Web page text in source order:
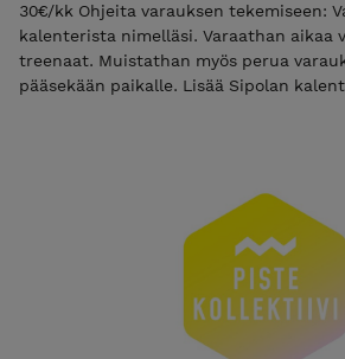
30€/kk Ohjeita varauksen tekemiseen: Varaa aika Sipolan
kalenterista nimelläsi. Varaathan aikaa vain siksi ajaksi kuin
treenaat. Muistathan myös perua
pääsekään paikalle. Lisää Sipolan kalenteriin nimesi lisäksi